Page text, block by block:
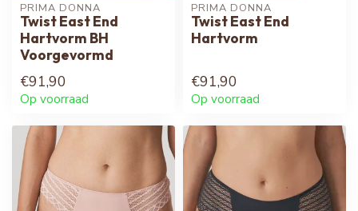
PRIMA DONNA
Twist East End
Hartvorm BH
Voorgevormd
€91,90
Op voorraad
PRIMA DONNA
Twist East End
Hartvorm
€91,90
Op voorraad